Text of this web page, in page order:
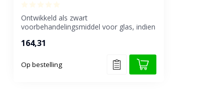
Ontwikkeld als zwart
voorbehandelingsmiddel voor glas, indien
164,31
Op bestelling